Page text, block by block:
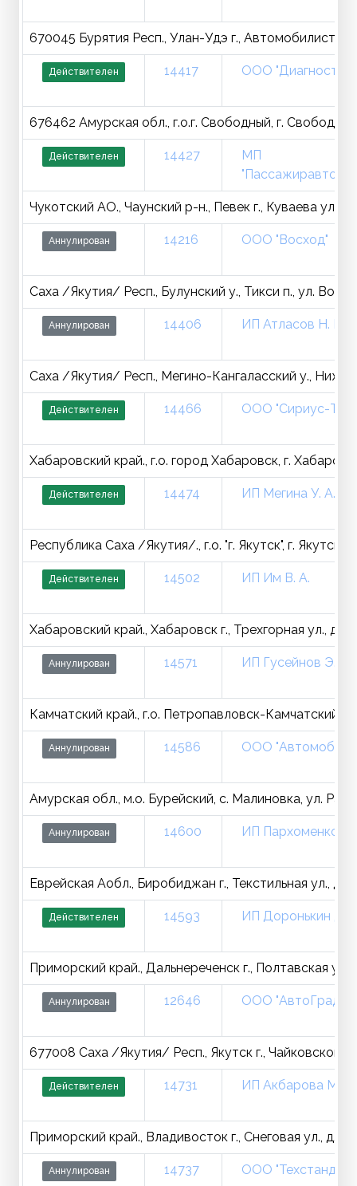
670045 Бурятия Респ., Улан-Удэ г., Автомобилистов
Действителен 14417 ООО
676462 Амурская обл., г.о.г. Свободный, г.
Действителен 14427
МП
Чукотский АО., Чаунский р-н., Певек г., Куваева ул.,
Аннулирован 14216 ООО "Восход"
Саха /Якутия/ Респ., Булунский у., Тикси п., ул.
Аннулирован 14406 ИП Атласов Н. И.
Саха /Якутия/ Респ., Мегино-Кангаласский у.,
Действителен 14466 ООО "Сириус-Тур"
Хабаровский край., г.о. город Хабаровск, г.
Действителен 14474 ИП Мегина У. А.
Республика Саха /Якутия/., г.о. "г. Якутск", г.
Действителен 14502 ИП Им В. А.
Хабаровский край., Хабаровск г., Трехгорная ул., д.
Аннулирован 14571 ИП Гусейнов Э. А.
Камчатский край., г.о. Петропавловск-Камчатский,
Аннулирован 14586 ООО
Амурская обл., м.о. Бурейский, с. Малиновка, ул.
Аннулирован 14600 ИП Пархоменко Е.
Еврейская Аобл., Биробиджан г., Текстильная ул., д.6
Действителен 14593 ИП Доронькин Д.
Приморский край., Дальнереченск г., Полтавская ул.,
Аннулирован 12646 ООО "АвтоГрад"
677008 Саха /Якутия/ Респ., Якутск г., Чайковского
Действителен 14731 ИП Акбарова М. Е.
Приморский край., Владивосток г., Снеговая ул., д. 2б
Аннулирован 14737 ООО